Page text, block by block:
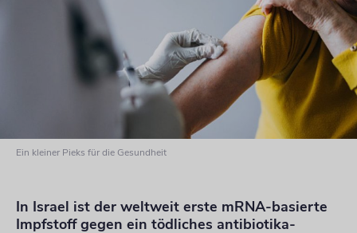
Ein kleiner Pieks für die Gesundheit
In Israel ist der weltweit erste mRNA-basierte
Impfstoff gegen ein tödliches antibiotika-